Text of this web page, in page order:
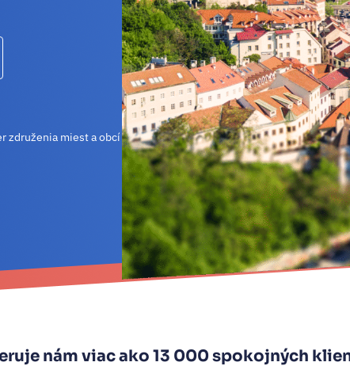
združenia miest a obcí
ZHK SR
Sme generálny partner združenia hlavných
kontrolórov SR
nám viac ako 13 000 spokojných